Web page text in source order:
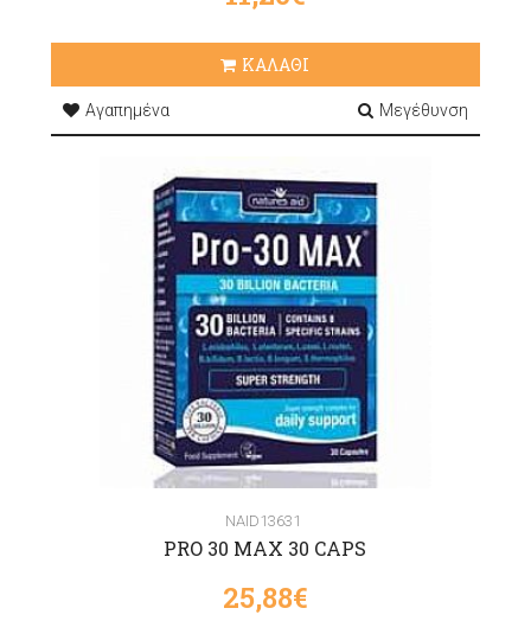
ΚΑΛΑΘΙ
Αγαπημένα Μεγέθυνση
NAID13631
PRO 30 MAX 30 CAPS
25,88€